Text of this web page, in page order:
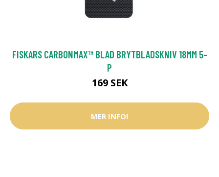
FISKARS CARBONMAX™ BLAD BRYTBLADSKNIV 18MM 5-
P
169 SEK
MER INFO!